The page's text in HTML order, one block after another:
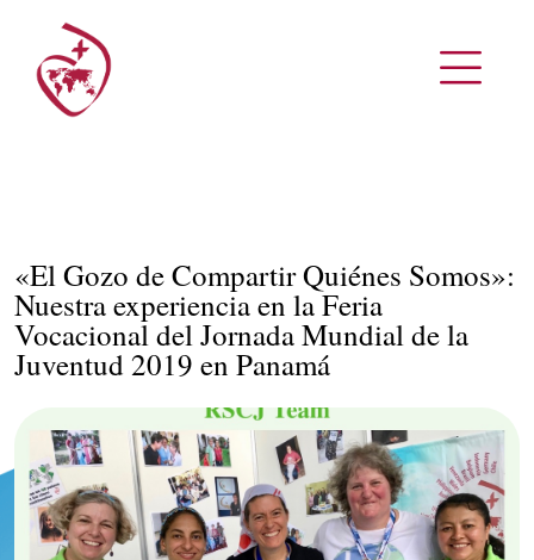
«El Gozo de Compartir Quiénes Somos»:
Nuestra experiencia en la Feria
Vocacional del Jornada Mundial de la
Juventud 2019 en Panamá